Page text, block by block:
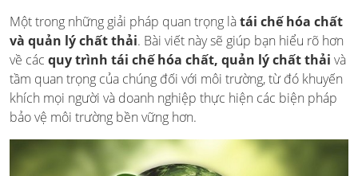
Một trong những giải pháp quan trọng làtái chế hóa chất
và quản lý chất thải. Bài viết này sẽ giúp bạn hiểu rõ hơn
về các quy trình tái chế hóa chất, quản lý chất thải và
tầm quan trọng của chúng đối với môi trường, từ đó khuyến
khích mọi người và doanh nghiệp thực hiện các biện pháp
bảo vệ môi trường bền vững hơn.